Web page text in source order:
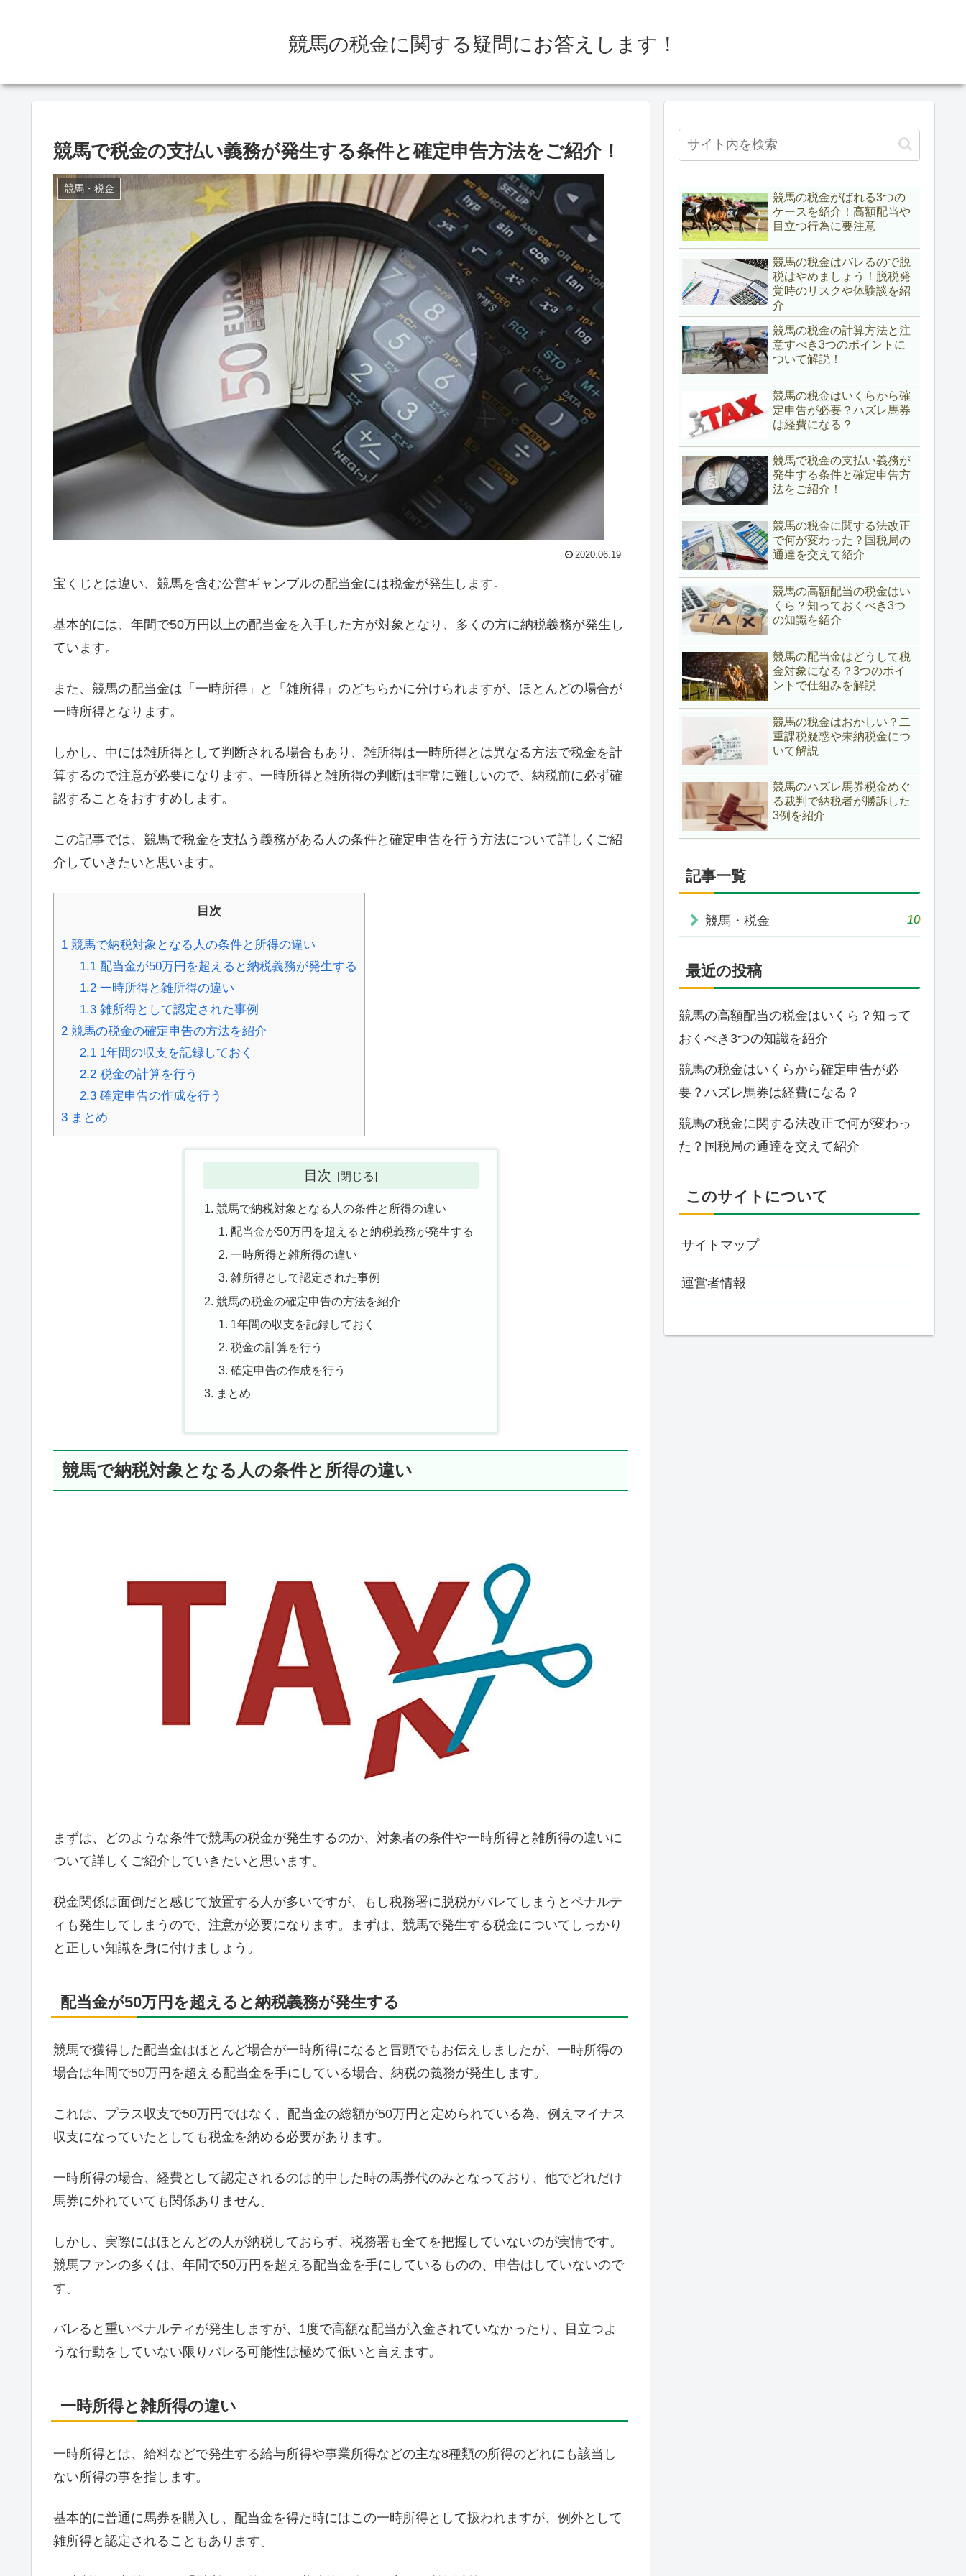
競馬の税金に関する疑問にお答えします！
競馬で税金の支払い義務が発生する条件と確定申告方法をご紹介！
競馬・税金
2020.06.19
宝くじとは違い、競馬を含む公営ギャンブルの配当金には税金が発生します。
基本的には、年間で50万円以上の配当金を入手した方が対象となり、多くの方に納税義務が発生し
ています。
また、競馬の配当金は「一時所得」と「雑所得」のどちらかに分けられますが、ほとんどの場合が
一時所得となります。
しかし、中には雑所得として判断される場合もあり、雑所得は一時所得とは異なる方法で税金を計
算するので注意が必要になります。一時所得と雑所得の判断は非常に難しいので、納税前に必ず確
認することをおすすめします。
この記事では、競馬で税金を支払う義務がある人の条件と確定申告を行う方法について詳しくご紹
介していきたいと思います。
目次
1 競馬で納税対象となる人の条件と所得の違い
1.1配当金が50万円を超えると納税義務が発生する
1.2一時所得と雑所得の違い
1.3雑所得として認定された事例
2 競馬の税金の確定申告の方法を紹介
2.11年間の収支を記録しておく
2.2税金の計算を行う
2.3確定申告の作成を行う
3 まとめ
目次
競馬で納税対象となる人の条件と所得の違い
配当金が50万円を超えると納税義務が発生する
一時所得と雑所得の違い
雑所得として認定された事例
競馬の税金の確定申告の方法を紹介
1年間の収支を記録しておく
税金の計算を行う
確定申告の作成を行う
まとめ
競馬で納税対象となる人の条件と所得の違い
まずは、どのような条件で競馬の税金が発生するのか、対象者の条件や一時所得と雑所得の違いに
ついて詳しくご紹介していきたいと思います。
税金関係は面倒だと感じて放置する人が多いですが、もし税務署に脱税がバレてしまうとペナルテ
ィも発生してしまうので、注意が必要になります。まずは、競馬で発生する税金についてしっかり
と正しい知識を身に付けましょう。
配当金が50万円を超えると納税義務が発生する
競馬で獲得した配当金はほとんど場合が一時所得になると冒頭でもお伝えしましたが、一時所得の
場合は年間で50万円を超える配当金を手にしている場合、納税の義務が発生します。
これは、プラス収支で50万円ではなく、配当金の総額が50万円と定められている為、例えマイナス
収支になっていたとしても税金を納める必要があります。
一時所得の場合、経費として認定されるのは的中した時の馬券代のみとなっており、他でどれだけ
馬券に外れていても関係ありません。
しかし、実際にはほとんどの人が納税しておらず、税務署も全てを把握していないのが実情です。
競馬ファンの多くは、年間で50万円を超える配当金を手にしているものの、申告はしていないので
す。
バレると重いペナルティが発生しますが、1度で高額な配当が入金されていなかったり、目立つよ
うな行動をしていない限りバレる可能性は極めて低いと言えます。
一時所得と雑所得の違い
一時所得とは、給料などで発生する給与所得や事業所得などの主な8種類の所得のどれにも該当し
ない所得の事を指します。
基本的に普通に馬券を購入し、配当金を得た時にはこの一時所得として扱われますが、例外として
雑所得と認定されることもあります。
競馬の税金がばれる3つの
ケースを紹介！高額配当や
目立つ行為に要注意
競馬の税金はバレるので脱
税はやめましょう！脱税発
覚時のリスクや体験談を紹
介
競馬の税金の計算方法と注
意すべき3つのポイントに
ついて解説！
競馬の税金はいくらから確
定申告が必要？ハズレ馬券
は経費になる？
競馬で税金の支払い義務が
発生する条件と確定申告方
法をご紹介！
競馬の税金に関する法改正
で何が変わった？国税局の
通達を交えて紹介
競馬の高額配当の税金はい
くら？知っておくべき3つ
の知識を紹介
競馬の配当金はどうして税
金対象になる？3つのポイ
ントで仕組みを解説
競馬の税金はおかしい？二
重課税疑惑や未納税金につ
いて解説
競馬のハズレ馬券税金めぐ
る裁判で納税者が勝訴した
3例を紹介
記事一覧
競馬・税金 10
最近の投稿
競馬の高額配当の税金はいくら？知って
おくべき3つの知識を紹介
競馬の税金はいくらから確定申告が必
要？ハズレ馬券は経費になる？
競馬の税金に関する法改正で何が変わっ
た？国税局の通達を交えて紹介
このサイトについて
サイトマップ
運営者情報